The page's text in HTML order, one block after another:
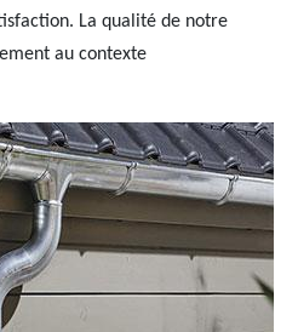
La qualité de notre
au contexte